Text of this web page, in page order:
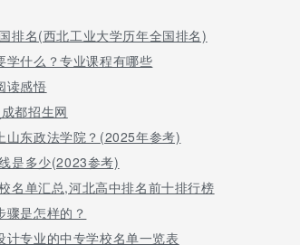
排名(西北工业大学历年全国排名)
学什么？专业课程有哪些
读感悟
都招生网
山东政法学院？(2025年参考)
是多少(2023参考)
名单汇总,河北高中排名前十排行榜
骤是怎样的？
计专业的中专学校名单一览表